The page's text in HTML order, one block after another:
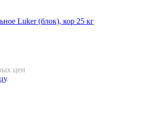
Luker (блок), кор 25 кг
цен
.